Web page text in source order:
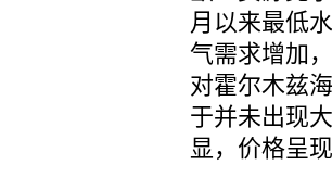
月以来最低
气需求增加
对霍尔木兹
于并未出现
显，价格呈